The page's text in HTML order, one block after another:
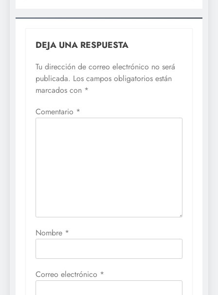
DEJA UNA RESPUESTA
Tu dirección de correo electrónico no será
publicada. Los campos obligatorios están
marcados con *
Comentario *
Nombre *
Correo electrónico *